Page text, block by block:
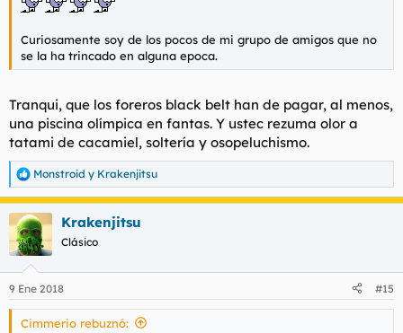
Curiosamente soy de los pocos de mi grupo de amigos que no
se la ha trincado en alguna epoca.
Tranqui, que los foreros black belt han de pagar, al menos,
una piscina olímpica en fantas. Y ustec rezuma olor a
tatami de cacamiel, soltería y osopeluchismo.
R
e
a
c
c
i
e
s
Monstroid y Krakenjitsu
Krakenjitsu
Clásico
9 Ene 2018 #15
Cimmerio rebuznó: